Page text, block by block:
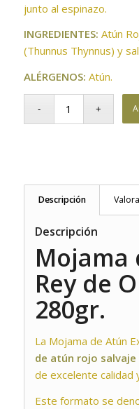
junto al espinazo.
INGREDIENTES: Atún
(Thunnus Thynnus) y
ALÉRGENOS: Atún.
Descripción
Descripción
Mojama
Rey de
280gr.
La Mojama de Atún
de atún rojo salvaje
de excelente calidad
Este formato se